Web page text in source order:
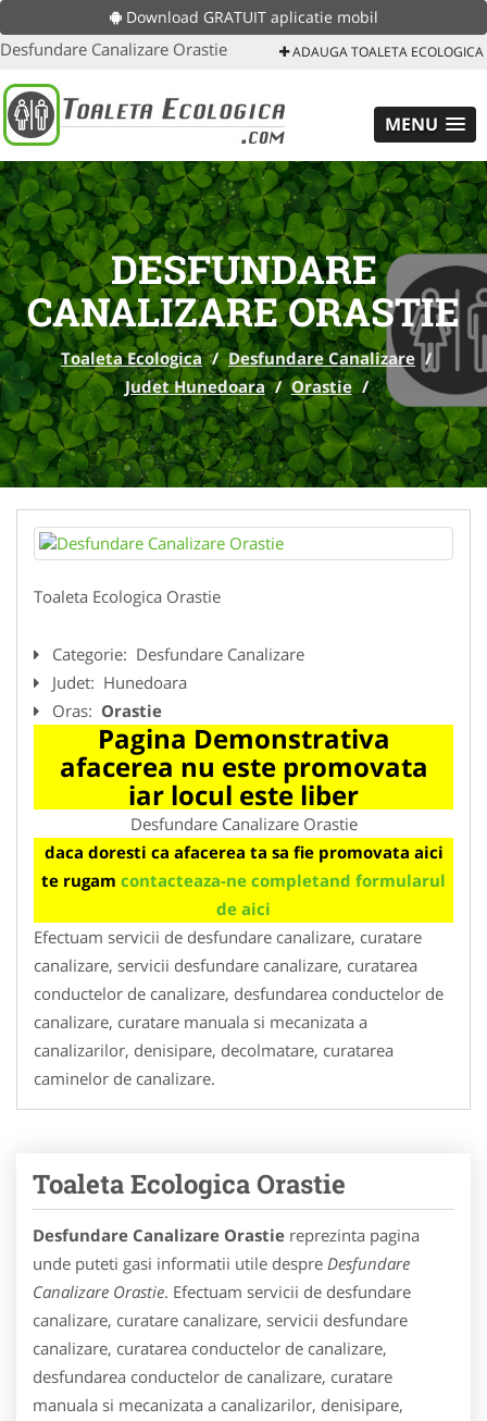
Download GRATUIT aplicatie mobil
Desfundare Canalizare Orastie ADAUGA TOALETA ECOLOGICA
MENU
DESFUNDARE
CANALIZARE ORASTIE
Toaleta Ecologica / Desfundare Canalizare /
Judet Hunedoara / Orastie /
Toaleta Ecologica Orastie
Categorie: Desfundare Canalizare
Judet: Hunedoara
Oras: Orastie
Pagina Demonstrativa
afacerea nu este promovata
iar locul este liber
Desfundare Canalizare Orastie
daca doresti ca afacerea ta sa fie promovata aici
te rugam contacteaza-ne completand formularul
de aici
Efectuam servicii de desfundare canalizare, curatare
canalizare, servicii desfundare canalizare, curatarea
conductelor de canalizare, desfundarea conductelor de
canalizare, curatare manuala si mecanizata a
canalizarilor, denisipare, decolmatare, curatarea
caminelor de canalizare.
Toaleta Ecologica Orastie
Desfundare Canalizare Orastie reprezinta pagina
unde puteti gasi informatii utile despre Desfundare
Canalizare Orastie. Efectuam servicii de desfundare
canalizare, curatare canalizare, servicii desfundare
canalizare, curatarea conductelor de canalizare,
desfundarea conductelor de canalizare, curatare
manuala si mecanizata a canalizarilor, denisipare,